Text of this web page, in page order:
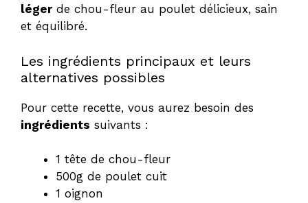
légerde chou-fleur au poulet délicieux, sain
et équilibré.
Les ingrédients principaux et leurs
alternatives possibles
Pour cette recette, vous aurez besoin des
ingrédients suivants :
1 tête de chou-fleur
500g de poulet cuit
1 oignon